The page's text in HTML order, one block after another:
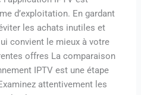
d’exploitation. En gardant
les achats inutiles et
convient le mieux à votre
offres La comparaison
IPTV est une étape
attentivement les